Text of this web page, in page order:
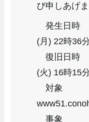
び申しあげ
発生日時
(月) 22時36
復旧日時
(火) 16時15
対象 ：
事象 ：